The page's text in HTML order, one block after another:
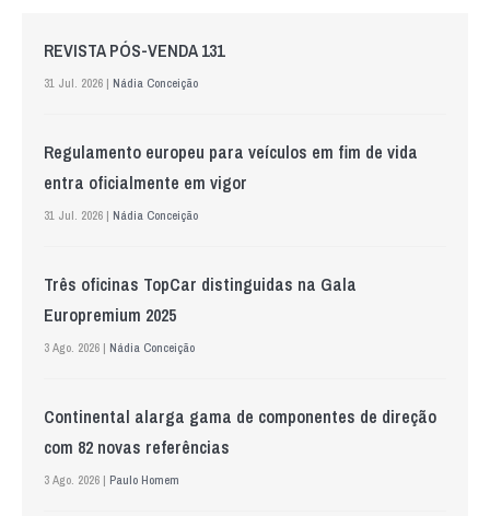
REVISTA PÓS-VENDA 131
31 Jul. 2026 | Nádia Conceição
Regulamento europeu para veículos em fim de vida
entra oficialmente em vigor
31 Jul. 2026 | Nádia Conceição
Três oficinas TopCar distinguidas na Gala
Europremium 2025
3 Ago. 2026 | Nádia Conceição
Continental alarga gama de componentes de direção
com 82 novas referências
3 Ago. 2026 | Paulo Homem